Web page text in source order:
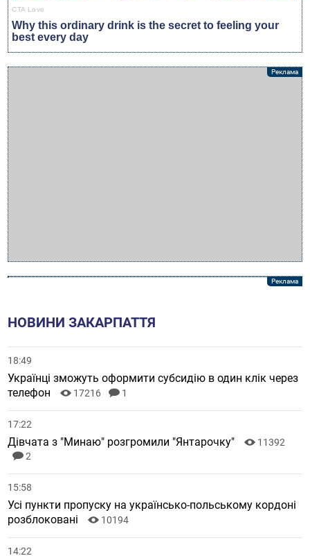
НОВИНИ ЗАКАРПАТТЯ
18:49
Українці зможуть оформити субсидію в один клік через
телефон
17216 1
17:22
Дівчата з "Минаю" розгромили "Янтарочку"
11392
2
15:58
Усі пункти пропуску на українсько-польському кордоні
розблоковані
10194
14:22